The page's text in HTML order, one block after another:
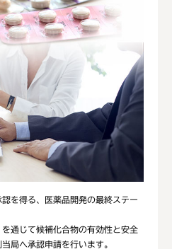
を得る、医薬品開発の最終ステー
通じて候補化合物の有効性と安全
局へ承認申請を行います。